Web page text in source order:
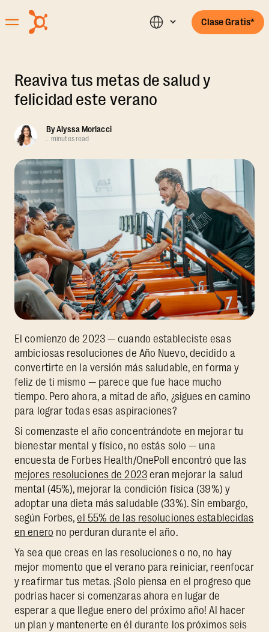
Clase Gratis*
Reaviva tus metas de salud y
felicidad este verano
ByAlyssa Morlacci
. minutes read
El comienzo de 2023 — cuando estableciste esas
ambiciosas resoluciones de Año Nuevo, decidido a
convertirte en la versión más saludable, en forma y
feliz de ti mismo — parece que fue hace mucho
tiempo. Pero ahora, a mitad de año, ¿sigues en camino
para lograr todas esas aspiraciones?
Si comenzaste el año concentrándote en mejorar tu
bienestar mental y físico, no estás solo — una
encuesta de Forbes Health/OnePoll encontró que las
mejores resoluciones de 2023eran mejorar la salud
mental (45%), mejorar la condición física (39%) y
adoptar una dieta más saludable (33%). Sin embargo,
según Forbes,el 55% de las resoluciones establecidas
en enero no perduran durante el año.
Ya sea que creas en las resoluciones o no, no hay
mejor momento que el verano para reiniciar, reenfocar
y reafirmar tus metas. ¡Solo piensa en el progreso que
podrías hacer si comenzaras ahora en lugar de
esperar a que llegue enero del próximo año! Al hacer
un plan y mantenerte en él durante los próximos seis